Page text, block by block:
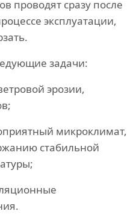
проводят сразу после
эксплуатации,
задачи:
эрозии,
микроклимат,
стабильной